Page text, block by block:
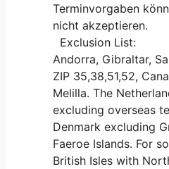
Terminvorgaben
nicht akzeptieren.
Exclusion List:
Andorra, Gibraltar,
ZIP 35,38,51,52,
Melilla. The
excluding overseas
Denmark excluding
Faeroe Islands. For
British Isles with